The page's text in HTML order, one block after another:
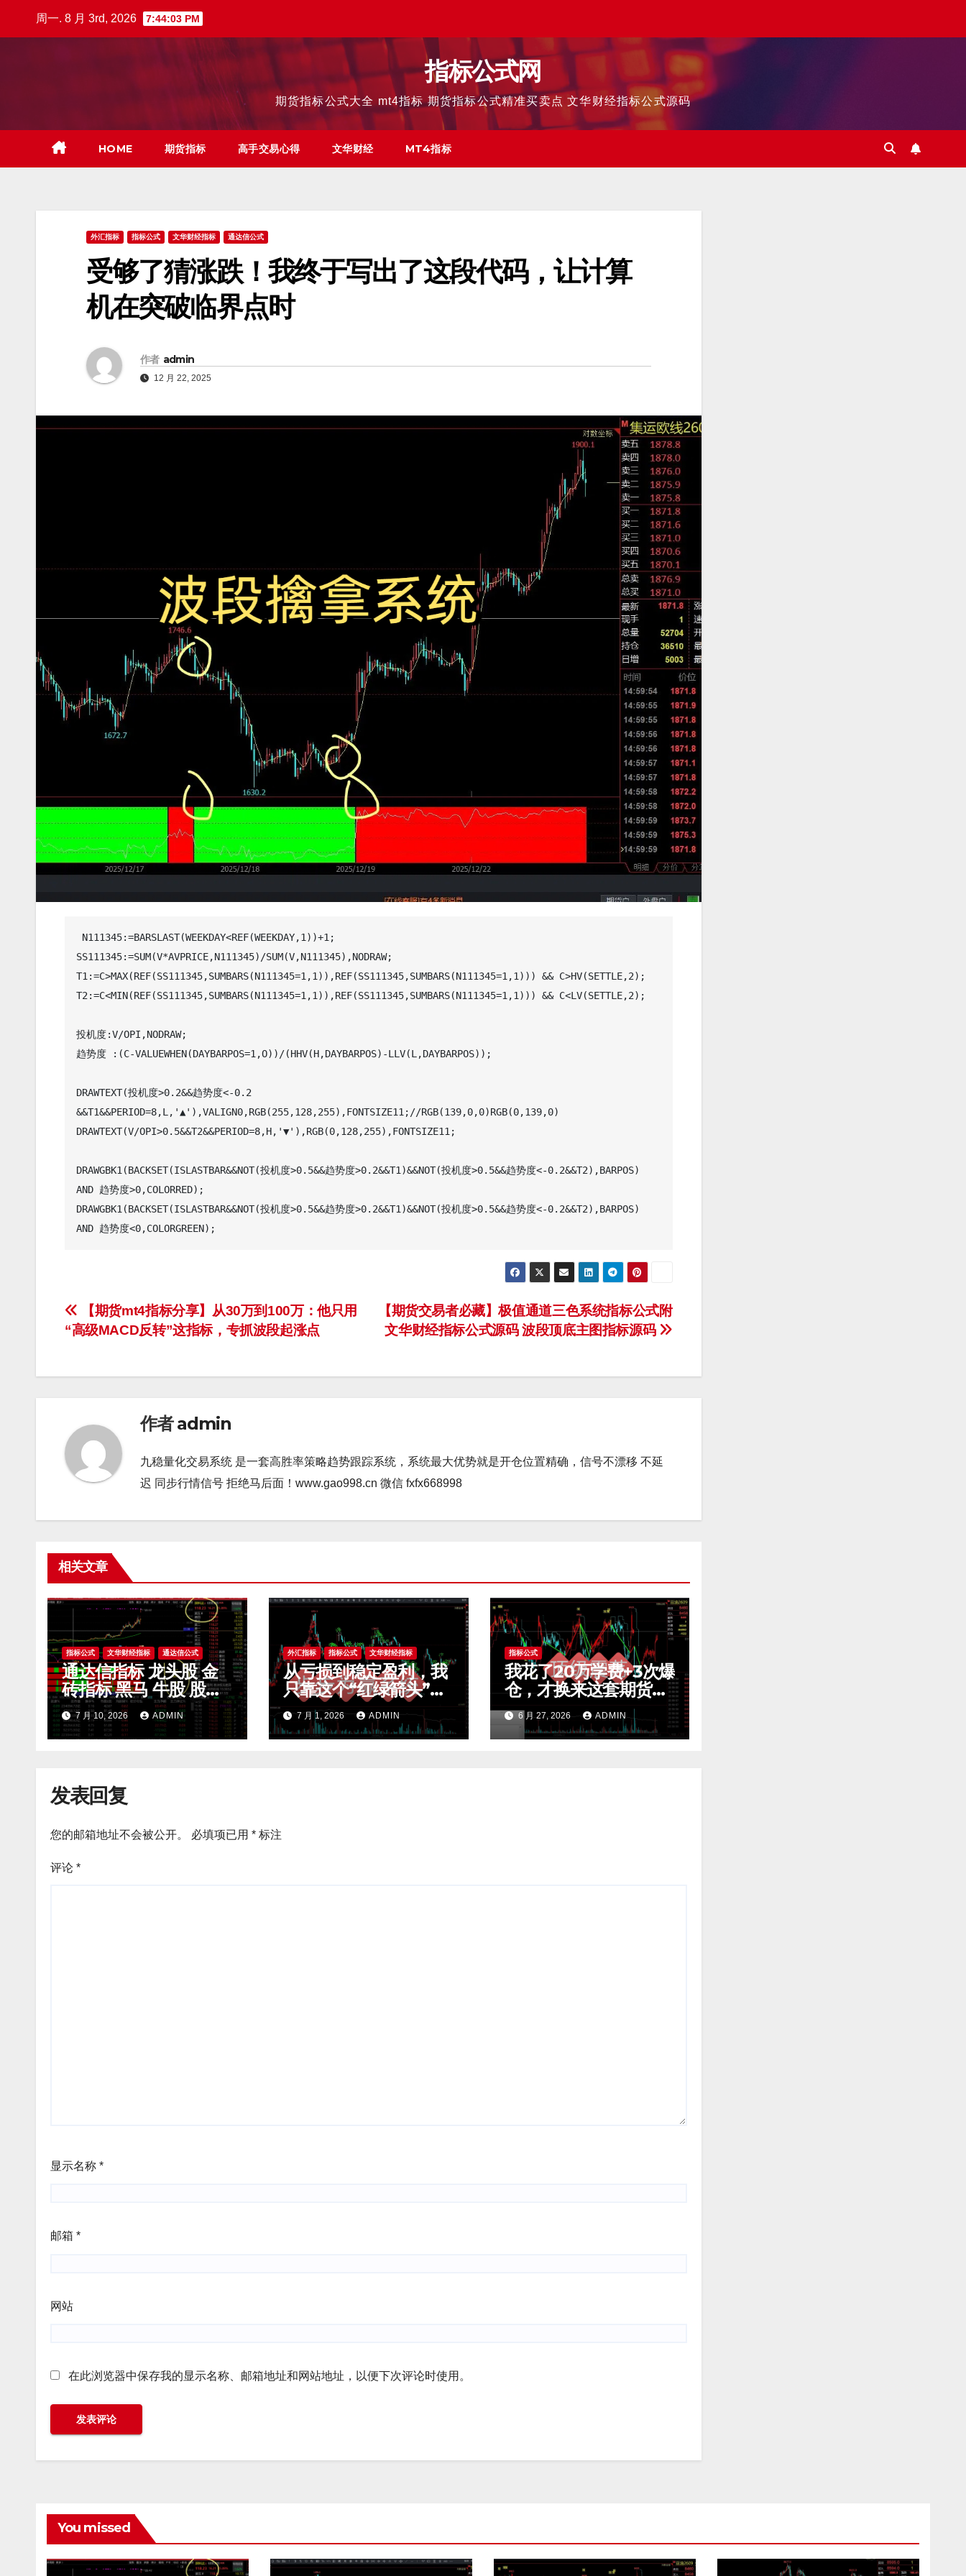
周一. 8 月 3rd, 2026 7:44:04 PM
指标公式网
期货指标公式大全 mt4指标 期货指标公式精准买卖点 文华财经指标公式源码
HOME 期货指标 高手交易心得 文华财经 MT4指标
外汇指标 指标公式 文华财经指标 通达信公式
受够了猜涨跌！我终于写出了这段代码，让计算
机在突破临界点时
作者 admin
12 月 22, 2025
SS111345:=SUM(V*AVPRICE,N111345)/SUM(V,N111345),NODRAW;
T1:=C>MAX(REF(SS111345,SUMBARS(N111345=1,1)),REF(SS111345,SUMBARS(N111345=1,1))) && C>HV(SETTLE,2);
T2:=C<MIN(REF(SS111345,SUMBARS(N111345=1,1)),REF(SS111345,SUMBARS(N111345=1,1))) && C<LV(SETTLE,2);
投机度:V/OPI,NODRAW;
趋势度 :(C-VALUEWHEN(DAYBARPOS=1,O))/(HHV(H,DAYBARPOS)-LLV(L,DAYBARPOS));
DRAWTEXT(投机度>0.2&&趋势度<-0.2
&&T1&&PERIOD=8,L,'▲'),VALIGN0,RGB(255,128,255),FONTSIZE11;//RGB(139,0,0)RGB(0,139,0)
DRAWTEXT(V/OPI>0.5&&T2&&PERIOD=8,H,'▼'),RGB(0,128,255),FONTSIZE11;
DRAWGBK1(BACKSET(ISLASTBAR&&NOT(投机度>0.5&&趋势度>0.2&&T1)&&NOT(投机度>0.5&&趋势度<-0.2&&T2),BARPOS)
AND 趋势度>0,COLORRED);
DRAWGBK1(BACKSET(ISLASTBAR&&NOT(投机度>0.5&&趋势度>0.2&&T1)&&NOT(投机度>0.5&&趋势度<-0.2&&T2),BARPOS)
文
章
导
【期货交易者必藏】极值通道三色系统指标公式附
文华财经指标公式源码 波段顶底主图指标源码
【期货mt4指标分享】从30万到100万：他只用
“高级MACD反转”这指标，专抓波段起涨点
作者admin
九稳量化交易系统 是一套高胜率策略趋势跟踪系统，系统最大优势就是开仓位置精确，信号不漂移 不延
迟 同步行情信号 拒绝马后面！www.gao998.cn 微信 fxfx668998
相关文章
指标公式 文华财经指标 通达信公式
通达信指标 龙头股 金
砖指标 黑马 牛股 股票
指标公式
7 月 10, 2026 ADMIN
外汇指标 指标公式 文华财经指标
从亏损到稳定盈利，我
只靠这个“红绿箭头”过
滤无效交易，干货全公
开 mt4指标
7 月 1, 2026 ADMIN
指标公式
我花了20万学费+3次爆
仓，才换来这套期货震
荡交易系统，今天免费
公开核心逻辑
6 月 27, 2026 ADMIN
发表回复
您的邮箱地址不会被公开。 必填项已用 * 标注
评论 *
显示名称 *
邮箱 *
网站
在此浏览器中保存我的显示名称、邮箱地址和网站地址，以便下次评论时使用。
You missed